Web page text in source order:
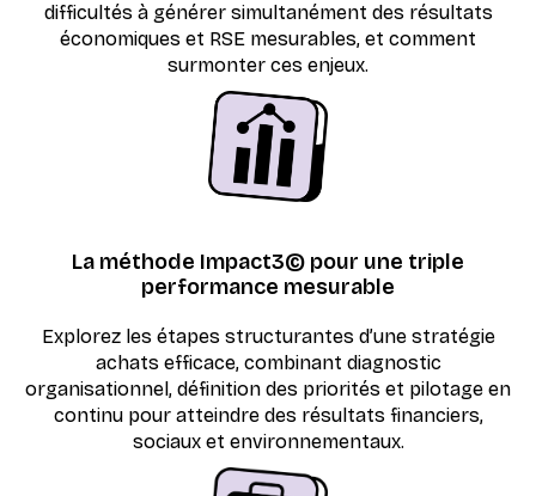
difficultés à générer simultanément des résultats
économiques et RSE mesurables, et comment
surmonter ces enjeux.
La méthode Impact3© pour une triple
performance mesurable
Explorez les étapes structurantes d’une stratégie
achats efficace, combinant diagnostic
organisationnel, définition des priorités et pilotage en
continu pour atteindre des résultats financiers,
sociaux et environnementaux.